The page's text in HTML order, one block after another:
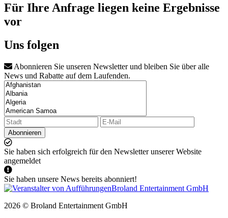
Für Ihre Anfrage liegen keine Ergebnisse
vor
Uns folgen
Abonnieren Sie unseren Newsletter und bleiben Sie über alle
News und Rabatte auf dem Laufenden.
Abonnieren
Sie haben sich erfolgreich für den Newsletter unserer Website
angemeldet
Sie haben unsere News bereits abonniert!
2026 © Broland Entertainment GmbH